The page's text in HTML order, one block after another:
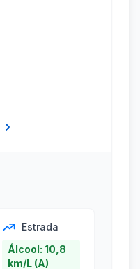
Estrada
Álcool: 10,8
km/L (A)